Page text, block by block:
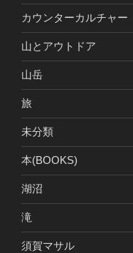
カウンターカルチャー
山とアウトドア
山岳
旅
未分類
本(BOOKS)
湖沼
滝
須賀マサル